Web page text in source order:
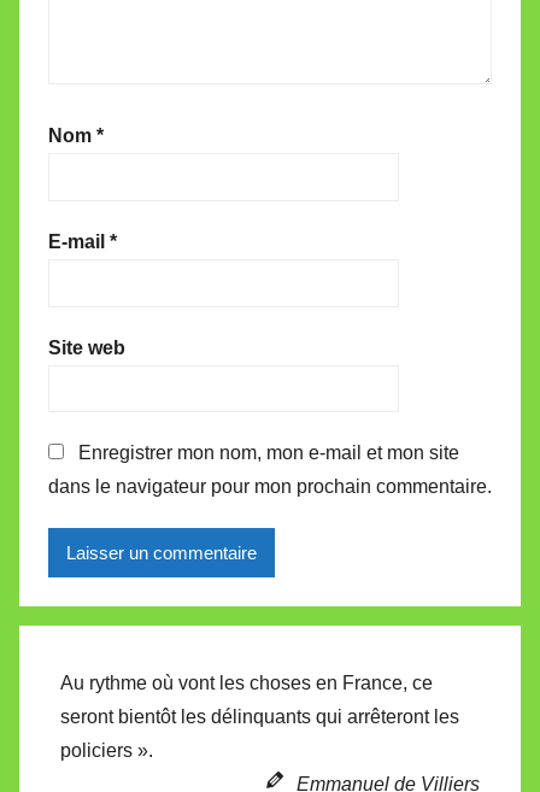
Nom *
E-mail *
Site web
Enregistrer mon nom, mon e-mail et mon site
dans le navigateur pour mon prochain commentaire.
Au rythme où vont les choses en France, ce
seront bientôt les délinquants qui arrêteront les
policiers ».
Emmanuel de Villiers